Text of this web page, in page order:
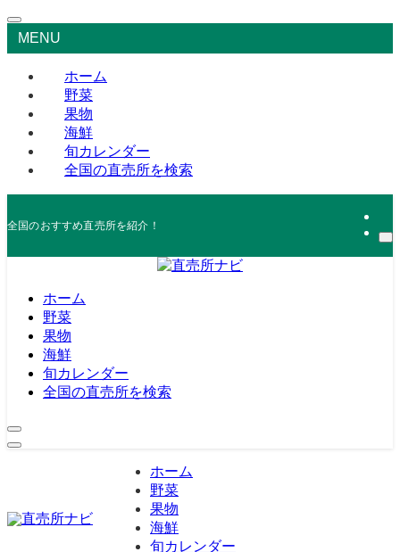
MENU
ホーム
野菜
果物
海鮮
旬カレンダー
全国の直売所を検索
全国のおすすめ直売所を紹介！
ホーム
野菜
果物
海鮮
旬カレンダー
全国の直売所を検索
ホーム
野菜
果物
海鮮
旬カレンダー